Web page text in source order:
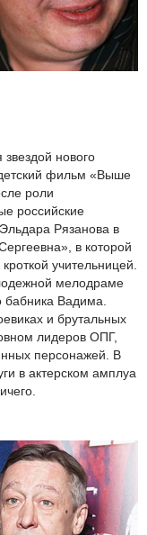
нового
фильм «Выше
роли
российские
Рязанова в
в которой
учительницей.
мелодраме
Вадима.
и брутальных
лидеров ОПГ,
персонажей. В
в актерском амплуа